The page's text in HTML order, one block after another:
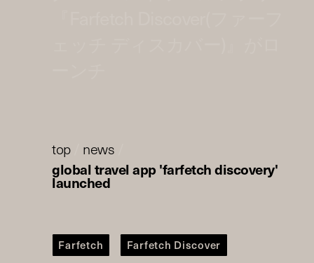
top/ news
global travel app 'farfetch discovery'
launched
Farfetch Farfetch Discover